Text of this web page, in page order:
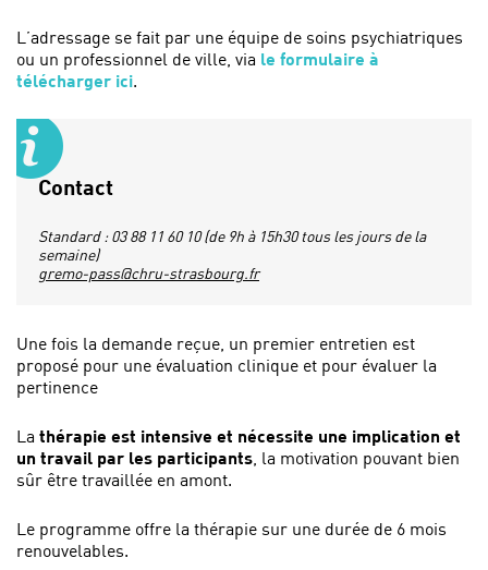
L’adressage se fait par une équipe de soins psychiatriques
ou un professionnel de ville, via le formulaire à
télécharger ici.
Contact
Standard : 03 88 11 60 10 (de 9h à 15h30 tous les jours de la
semaine)
gremo-pass@chru-strasbourg.fr
Une fois la demande reçue, un premier entretien est
proposé pour une évaluation clinique et pour évaluer la
pertinence
La thérapie est intensive et nécessite une implication et
un travail par les participants , la motivation pouvant bien
sûr être travaillée en amont.
Le programme offre la thérapie sur une durée de 6 mois
renouvelables.